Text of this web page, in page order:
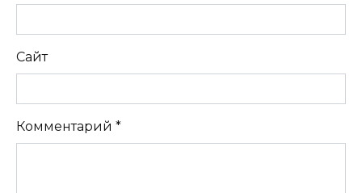
Сайт
Комментарий *